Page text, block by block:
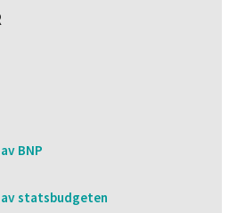
BNP
statsbudgeten